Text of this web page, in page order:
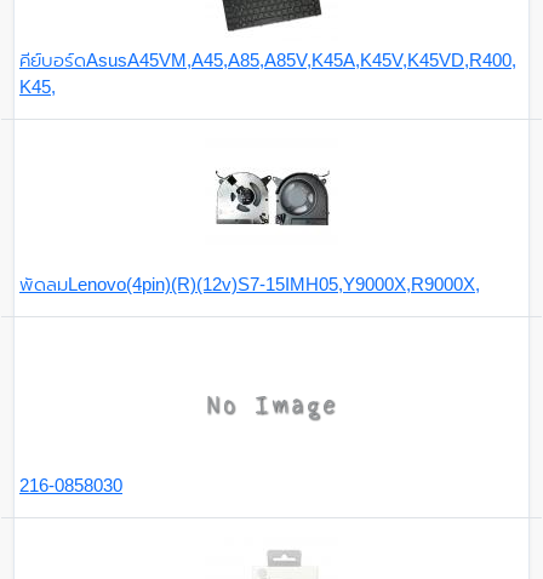
คีย์บอร์ดAsusA45VM,A45,A85,A85V,K45A,K45V,K45VD,R400,
K45,
พัดลมLenovo(4pin)(R)(12v)S7-15IMH05,Y9000X,R9000X,
216-0858030